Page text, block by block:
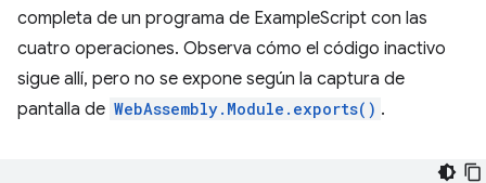
completa de un programa de ExampleScript con las
cuatro operaciones. Observa cómo el código inactivo
sigue allí, pero no se expone según la captura de
pantalla de WebAssembly.Module.exports() .